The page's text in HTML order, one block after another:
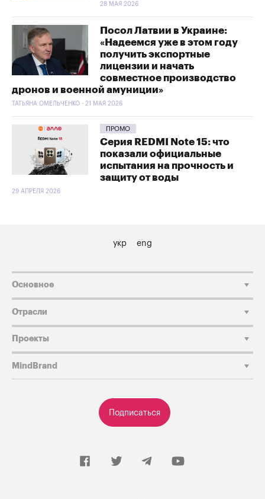
28 МАЯ 2026
Посол Латвии в Украине:
«Надеемся уже в этом году
получить экспортные
лицензии и начать
совместное производство
дронов и военной амуниции»
ТАТЬЯНА ОМЕЛЬЧЕНКО - 21 МАЯ 2026
ПРОМО
Серия REDMI Note 15: что
показали официальные
испытания на прочность и
защиту от воды
29 АПРЕЛЯ 2026
укр eng
Подписаться
Основное
Отрасли
Проекты
MindBrand